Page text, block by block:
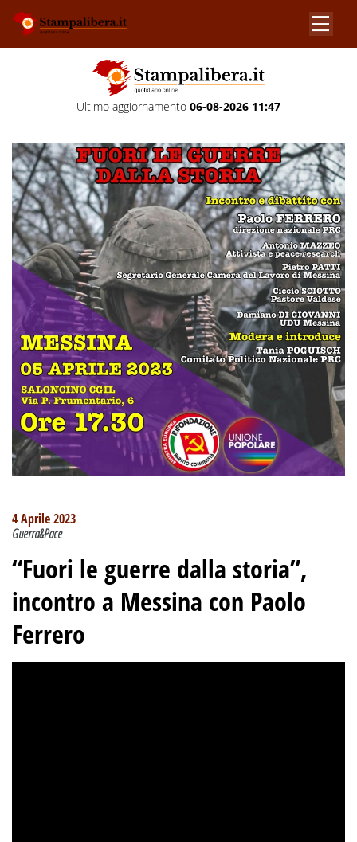
Ultimo aggiornamento 06-08-2026 11:47
4 Aprile 2023
Guerra&Pace
“Fuori le guerre dalla storia”,
incontro a Messina con Paolo
Ferrero